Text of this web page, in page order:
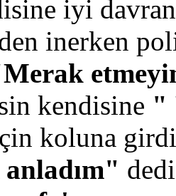
iyi
inerken
kendisine "
koluna